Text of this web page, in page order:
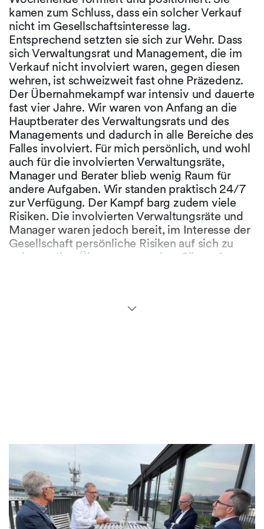
kamen zum Schluss, dass ein solcher Verkauf
nicht im Gesellschaftsinteresse lag.
Entsprechend setzten sie sich zur Wehr. Dass
sich Verwaltungsrat und Management, die im
Verkauf nicht involviert waren, gegen diesen
wehren, ist schweizweit fast ohne Präzedenz.
Der Übernahmekampf war intensiv und dauerte
fast vier Jahre. Wir waren von Anfang an die
Hauptberater des Verwaltungsrats und des
Managements und dadurch in alle Bereiche des
Falles involviert. Für mich persönlich, und wohl
auch für die involvierten Verwaltungsräte,
Manager und Berater blieb wenig Raum für
andere Aufgaben. Wir standen praktisch 24/7
zur Verfügung. Der Kampf barg zudem viele
Risiken. Die involvierten Verwaltungsräte und
Manager waren jedoch bereit, im Interesse der
Gesellschaft persönliche Risiken auf sich zu
nehmen. Ihre Überzeugung, dass Sika auf
findet sich weltweit kein vergleichbarer
Tätigkeit mit derjenigen von Ruedi?
Marcel Ich persönlich kam ursprünglich aus
dem M&A-Bereich. Irgendwann habe ich
meinen Fokus dann aber auf das Kartellrecht
gelegt. Natürlich gibt es einige
Überschneidungen, vor allem natürlich bei der